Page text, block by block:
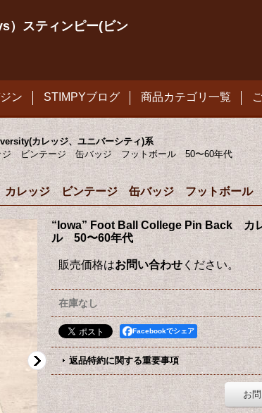
）スティンピー(ビン
ン STIMPYブログ 商品カテゴリ一覧
カレッジ、ユニバーシティ)系
ジ ビンテージ 缶バッジ フットボール 50〜60年代
カレッジ ビンテージ 缶バッジ フットボール
“Iowa” Foot Ball College Pin Back
ル 50〜60年代
販売価格はお問い合わせ ください。
在庫なし
Facebookでシェア
返品特約に関する重要事項
お